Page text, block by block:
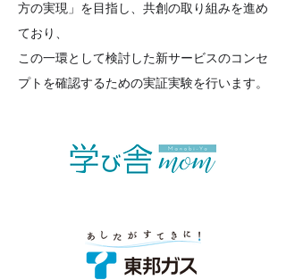
方の実現」を目指し、共創の取り組みを進め
ており、
この一環として検討した新サービスのコンセ
プトを確認するための実証実験を行います。